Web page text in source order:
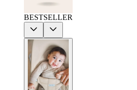
BESTSELLER
Previous